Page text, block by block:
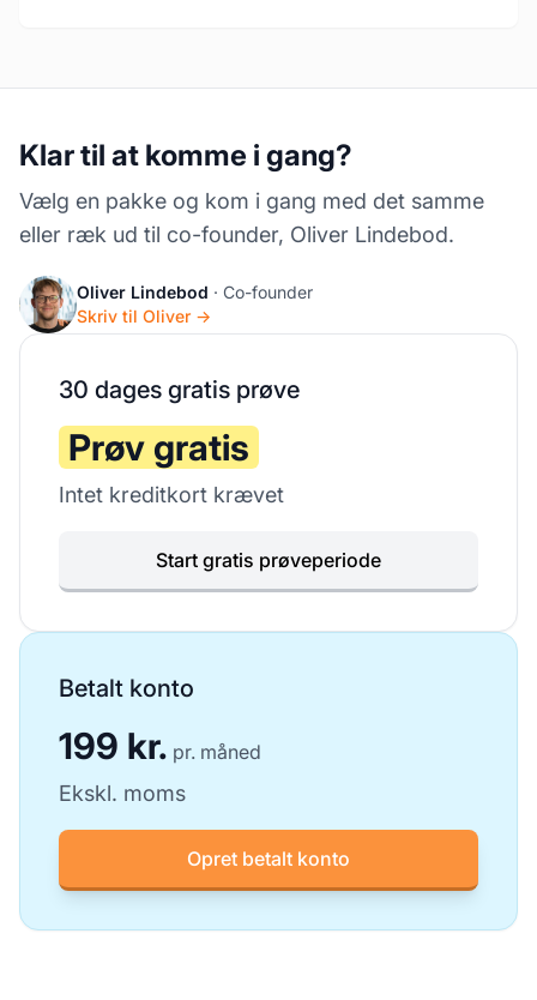
Klar til at komme i gang?
Vælg en pakke og kom i gang med det samme
eller ræk ud til co-founder, Oliver Lindebod.
Oliver Lindebod · Co-founder
Skriv til Oliver →
30 dages gratis prøve
Prøv gratis
Intet kreditkort krævet
Start gratis prøveperiode
Betalt konto
199 kr. pr. måned
Ekskl. moms
Opret betalt konto